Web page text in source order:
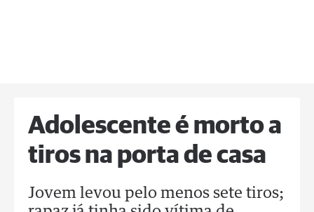
Adolescente é morto a
tiros na porta de casa
Jovem levou pelo menos sete tiros;